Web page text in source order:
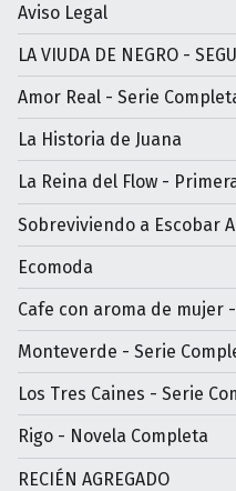
Aviso Legal
LA VIUDA DE NEGRO -
Amor Real - Serie
La Historia de Juana
La Reina del Flow -
Sobreviviendo a Escobar
Ecomoda
Cafe con aroma de mujer
Monteverde - Serie
Los Tres Caines - Serie
Rigo - Novela Completa
RECIÉN AGREGADO